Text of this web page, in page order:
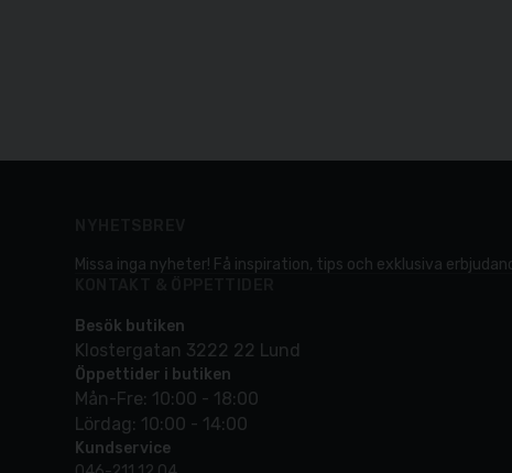
Missa inga nyheter! Få inspiration, tips och exklusiva
Besök butiken
Klostergatan 3222 22 Lund
Öppettider i butiken
Mån-Fre: 10:00 - 18:00
Lördag: 10:00 - 14:00
Kundservice